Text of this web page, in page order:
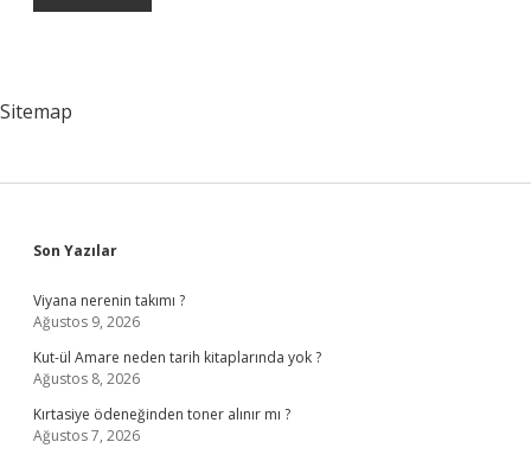
Sitemap
Sidebar
Son Yazılar
Viyana nerenin takımı ?
Ağustos 9, 2026
Kut-ül Amare neden tarih kitaplarında yok ?
Ağustos 8, 2026
Kırtasiye ödeneğinden toner alınır mı ?
Ağustos 7, 2026